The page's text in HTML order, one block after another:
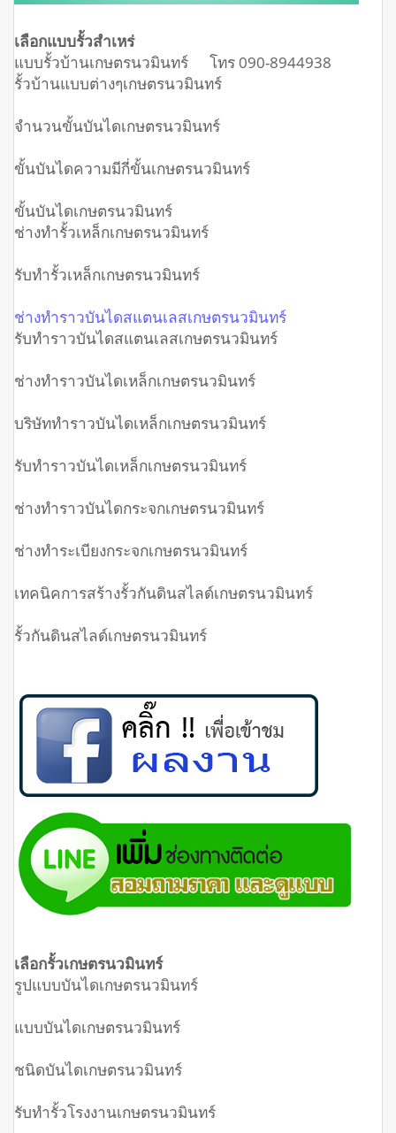
เลือกแบบรั้วสำเหร่
แบบรั้วบ้านเกษตรนวมินทร์ โทร 090-8944938
รั้วบ้านแบบต่างๆเกษตรนวมินทร์
จำนวนขั้นบันไดเกษตรนวมินทร์
ขั้นบันไดความมีกี่ขั้นเกษตรนวมินทร์
ขั้นบันไดเกษตรนวมินทร์
ช่างทำรั้วเหล็กเกษตรนวมินทร์
รับทำรั้วเหล็กเกษตรนวมินทร์
ช่างทำราวบันไดสแตนเลสเกษตรนวมินทร์
รับทำราวบันไดสแตนเลสเกษตรนวมินทร์
ช่างทำราวบันไดเหล็กเกษตรนวมินทร์
บริษัททำราวบันไดเหล็กเกษตรนวมินทร์
รับทำราวบันไดเหล็กเกษตรนวมินทร์
ช่างทำราวบันไดกระจกเกษตรนวมินทร์
ช่างทำระเบียงกระจกเกษตรนวมินทร์
เทคนิคการสร้างรั้วกันดินสไลด์เกษตรนวมินทร์
รั้วกันดินสไลด์เกษตรนวมินทร์
เลือกรั้วเกษตรนวมินทร์
รูปแบบบันไดเกษตรนวมินทร์
แบบบันไดเกษตรนวมินทร์
ชนิดบันไดเกษตรนวมินทร์
รับทำรั้วโรงงานเกษตรนวมินทร์